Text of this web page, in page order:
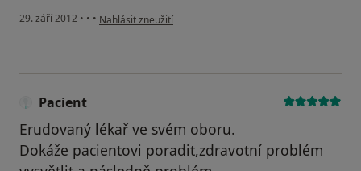
29. září 2012 • • • podle názoru uživatele Váš účet byl odstraněn
Nahlásit zneužití
Pacient
Erudovaný lékař ve svém oboru.
Dokáže pacientovi poradit,zdravotní problém